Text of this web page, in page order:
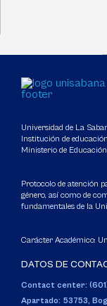
Universidad de La
Institución de
Ministerio de
Protocolo de atención
género, así como de
fundamentales de la
Carácter Académico:
DATOS DE
Contact center:
Apartado: 53753,